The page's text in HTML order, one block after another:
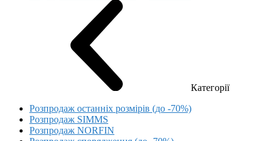
Категорії
Розпродаж останніх розмірів (до -70%)
Розпродаж SIMMS
Розпродаж NORFIN